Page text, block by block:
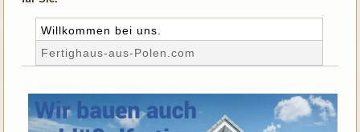
Willkommen bei uns.
Fertighaus-aus-Polen.com